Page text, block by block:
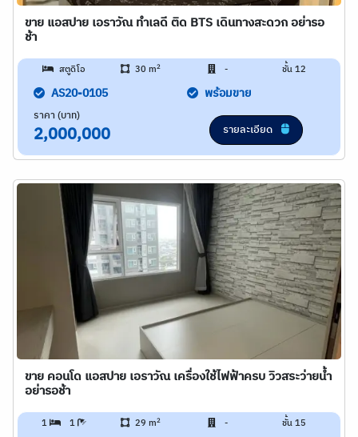
ขาย แอสปาย เอราวัณ ทำเลดี ติด BTS เดินทางสะดวก อย่ารอ
ช้า
สตูดิโอ 30 m2 - ชั้น 12
AS20-0105 พร้อมขาย
ราคา (บาท)
2,000,000 รายละเอียด
ขาย คอนโด แอสปาย เอราวัณ เครื่องใช้ไฟฟ้าครบ วิวสระว่ายน้ำ
อย่ารอช้า
1 1 29 m2 - ชั้น 15